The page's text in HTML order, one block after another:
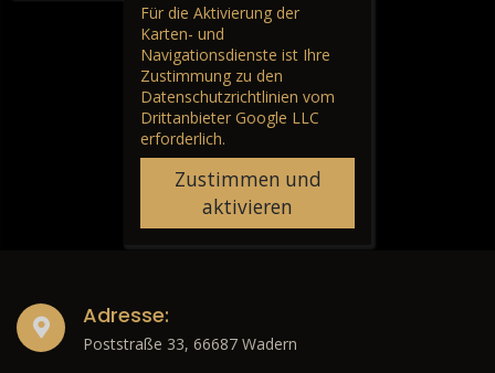
Für die Aktivierung der
Karten- und
Navigationsdienste ist Ihre
Zustimmung zu den
Datenschutzrichtlinien vom
Drittanbieter Google LLC
erforderlich.
Zustimmen und
aktivieren
Adresse:
Poststraße 33, 66687 Wadern